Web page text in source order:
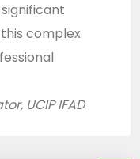
complex
UCIP IFAD